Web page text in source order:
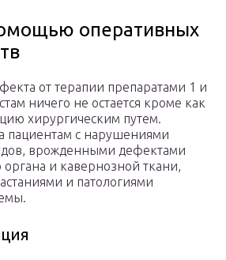
оперативных
от терапии препаратами 1 и
ничего не остается кроме как
хирургическим путем.
пациентам с нарушениями
врожденными дефектами
органа и кавернозной ткани,
и патологиями